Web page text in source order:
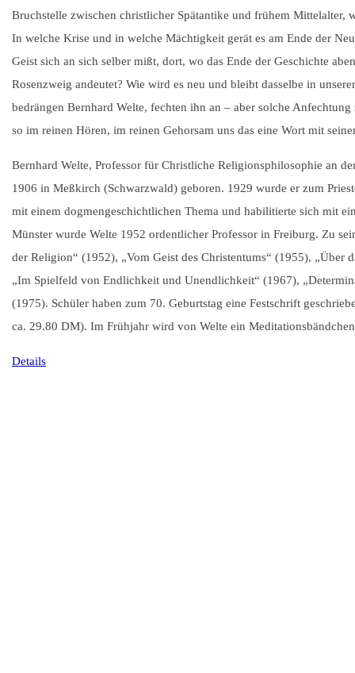
Bruchstelle zwischen christlicher Spätantike und frühem Mittelalter,
In welche Krise und in welche Mächtigkeit gerät es am Ende der
Geist sich an sich selber mißt, dort, wo das Ende der Geschichte
Rosenzweig andeutet? Wie wird es neu und bleibt dasselbe in
bedrängen Bernhard Welte, fechten ihn an – aber solche
so im reinen Hören, im reinen Gehorsam uns das eine Wort mit
Bernhard Welte, Professor für Christliche Religionsphilosophie an
1906 in Meßkirch (Schwarzwald) geboren. 1929 wurde er zum
mit einem dogmengeschichtlichen Thema und habilitierte sich mit
Münster wurde Welte 1952 ordentlicher Professor in Freiburg. Zu
der Religion“ (1952), „Vom Geist des Christentums“ (1955), „Über
„Im Spielfeld von Endlichkeit und Unendlichkeit“ (1967),
(1975). Schüler haben zum 70. Geburtstag eine Festschrift
ca. 29.80 DM). Im Frühjahr wird von Welte ein
Details